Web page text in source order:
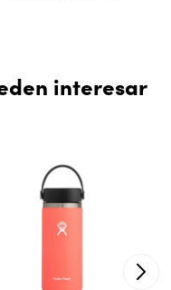
interesar